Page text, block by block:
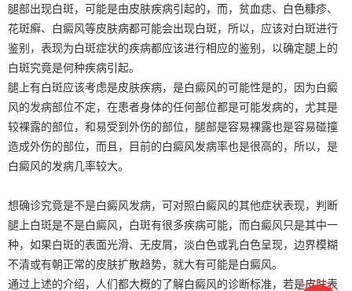
腿部出现白斑，可能是由皮肤疾病引起的，而，贫血痣、白色糠疹、
花斑癣、白癜风等皮肤病都可能会出现白斑，所以，应该对白斑进行
鉴别，表现为白斑症状的疾病都应该进行相应的鉴别，以确定腿上的
白斑究竟是何种疾病引起。
腿上有白斑应该考虑是皮肤疾病，是白癜风的可能性是的，因为白癜
风的发病部位不定，在患者身体的任何部位都是可能发病的，尤其是
较裸露的部位，和易受到外伤的部位，腿部是容易裸露也是容易碰撞
造成外伤的部位，而且，目前的白癜风发病率也是很高的，所以，是
白癜风的发病几率较大。
想确诊究竟是不是白癜风发病，可对照白癜风的其他症状表现，判断
腿上白斑是不是白癜风，白斑有很多疾病可能，而白癜风只是其中一
种，如果白斑的表面光滑、无皮屑，淡白色或乳白色呈现，边界模糊
不清或有朝正常的皮肤扩散趋势，就大有可能是白癜风。
通过上述的介绍，人们都大概的了解白癜风的诊断标准，若是皮肤表